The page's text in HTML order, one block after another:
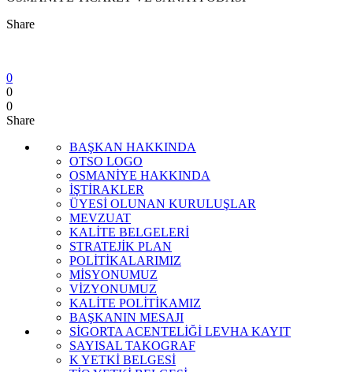
Share
0
0
0
Share
BAŞKAN HAKKINDA
OTSO LOGO
OSMANİYE HAKKINDA
İŞTİRAKLER
ÜYESİ OLUNAN KURULUŞLAR
MEVZUAT
KALİTE BELGELERİ
STRATEJİK PLAN
POLİTİKALARIMIZ
MİSYONUMUZ
VİZYONUMUZ
KALİTE POLİTİKAMIZ
BAŞKANIN MESAJI
SİGORTA ACENTELİĞİ LEVHA KAYIT
SAYISAL TAKOGRAF
K YETKİ BELGESİ